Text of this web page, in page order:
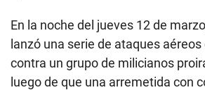
En la noche del jueves 12 de
lanzó una serie de ataques
contra un grupo de milicianos
luego de que una arremetida con